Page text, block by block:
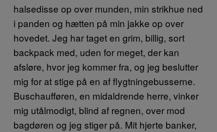
halsedisse op over munden, min strikhue ned
i panden og hætten på min jakke op over
hovedet. Jeg har taget en grim, billig, sort
backpack med, uden for meget, der kan
afsløre, hvor jeg kommer fra, og jeg beslutter
mig for at stige på en af flygtningebusserne.
Buschaufføren, en midaldrende herre, vinker
mig utålmodigt, blind af regnen, over mod
bagdøren og jeg stiger på. Mit hjerte banker,